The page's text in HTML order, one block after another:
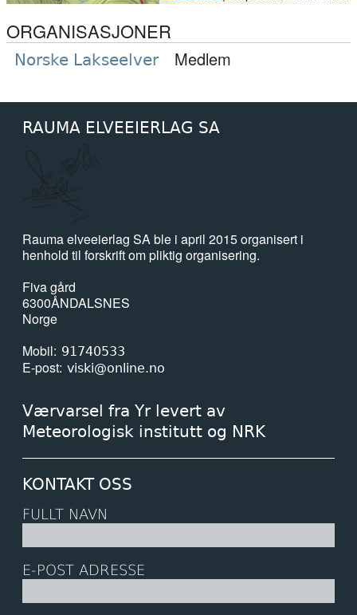
ORGANISASJONER
Norske Lakseelver Medlem
RAUMA ELVEEIERLAG SA
Rauma elveeierlag SA ble i april 2015 organisert i
henhold til forskrift om pliktig organisering.
Fiva gård
6300ÅNDALSNES
Norge
Mobil
91740533
E-post viski@online.no
Værvarsel fra Yr levert av
Meteorologisk institutt og NRK
KONTAKT OSS
FULLT NAVN
E-POST ADRESSE